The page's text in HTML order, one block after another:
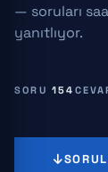
— soruları
yanıtlıyor.
SORU 154